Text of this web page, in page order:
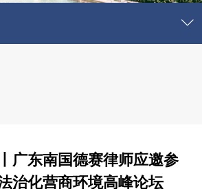
广东南国德赛律师应邀参
治化营商环境高峰论坛